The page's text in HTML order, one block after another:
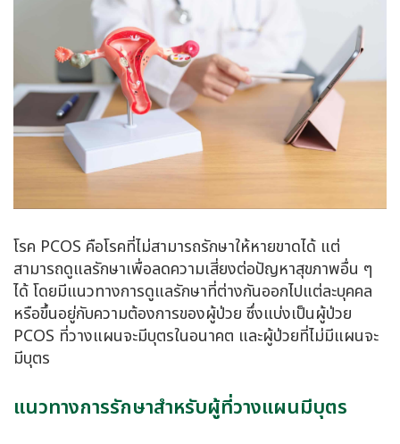
โรค PCOS คือโรคที่ไม่สามารถรักษาให้หายขาดได้ แต่
สามารถดูแลรักษาเพื่อลดความเสี่ยงต่อปัญหาสุขภาพอื่น ๆ
ได้ โดยมีแนวทางการดูแลรักษาที่ต่างกันออกไปแต่ละบุคคล
หรือขึ้นอยู่กับความต้องการของผู้ป่วย ซึ่งแบ่งเป็นผู้ป่วย
PCOS ที่วางแผนจะมีบุตรในอนาคต และผู้ป่วยที่ไม่มีแผนจะ
มีบุตร
แนวทางการรักษาสำหรับผู้ที่วางแผนมีบุตร